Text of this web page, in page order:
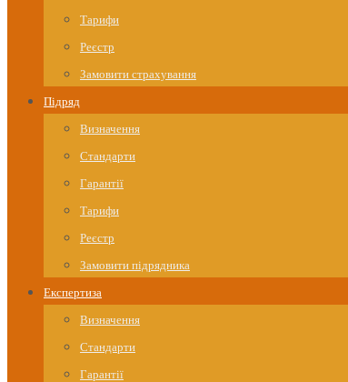
Тарифи
Реєстр
Замовити страхування
Підряд
Визначення
Стандарти
Гарантії
Тарифи
Реєстр
Замовити підрядника
Експертиза
Визначення
Стандарти
Гарантії